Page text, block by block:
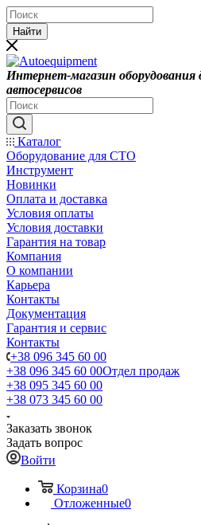
Найти
Интернет-магазин
автосервисов
Каталог
Оборудование для СТО
Инструмент
Новинки
Оплата и доставка
Условия оплаты
Условия доставки
Гарантия на товар
Компания
О компании
Карьера
Контакты
Документация
Гарантия и сервис
Контакты
+38 096 345 60 00
+38 096 345 60 00Отдел продаж
+38 095 345 60 00
+38 073 345 60 00
Заказать звонок
Задать вопрос
Войти
Корзина0
Отложенные0